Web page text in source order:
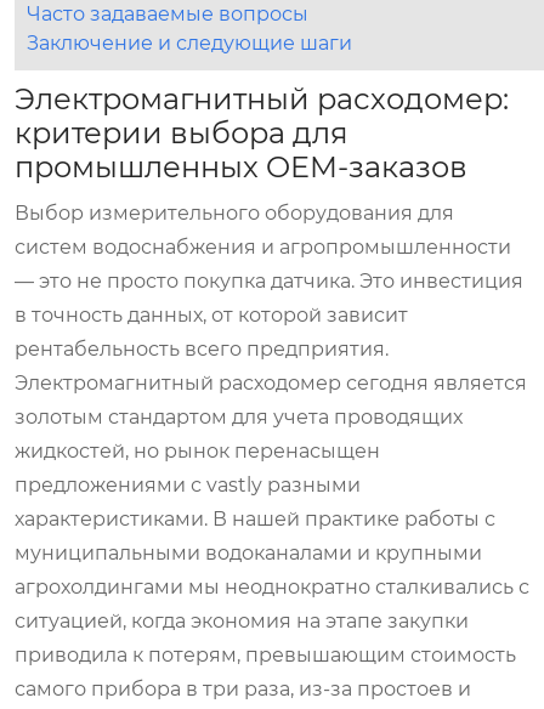
Часто задаваемые вопросы
Заключение и следующие шаги
Электромагнитный расходомер:
критерии выбора для
промышленных OEM-заказов
Выбор измерительного оборудования для
систем водоснабжения и агропромышленности
— это не просто покупка датчика. Это инвестиция
в точность данных, от которой зависит
рентабельность всего предприятия.
Электромагнитный расходомер сегодня является
золотым стандартом для учета проводящих
жидкостей, но рынок перенасыщен
предложениями с vastly разными
характеристиками. В нашей практике работы с
муниципальными водоканалами и крупными
агрохолдингами мы неоднократно сталкивались с
ситуацией, когда экономия на этапе закупки
приводила к потерям, превышающим стоимость
самого прибора в три раза, из-за простоев и